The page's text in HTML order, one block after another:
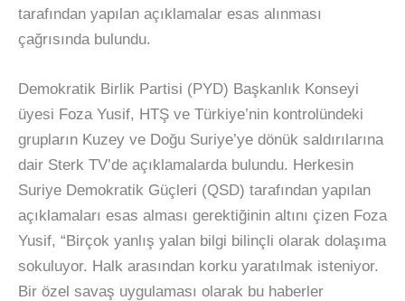
tarafından yapılan açıklamalar esas alınması
çağrısında bulundu.
Demokratik Birlik Partisi (PYD) Başkanlık Konseyi
üyesi Foza Yusif, HTŞ ve Türkiye’nin kontrolündeki
grupların Kuzey ve Doğu Suriye’ye dönük saldırılarına
dair Sterk TV’de açıklamalarda bulundu. Herkesin
Suriye Demokratik Güçleri (QSD) tarafından yapılan
açıklamaları esas alması gerektiğinin altını çizen Foza
Yusif, “Birçok yanlış yalan bilgi bilinçli olarak dolaşıma
sokuluyor. Halk arasından korku yaratılmak isteniyor.
Bir özel savaş uygulaması olarak bu haberler